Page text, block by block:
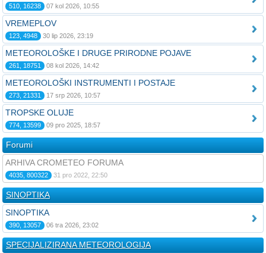
510, 16238 07 kol 2026, 10:55
VREMEPLOV
123, 4948 30 lip 2026, 23:19
METEOROLOŠKE I DRUGE PRIRODNE POJAVE
261, 18751 08 kol 2026, 14:42
METEOROLOŠKI INSTRUMENTI I POSTAJE
273, 21331 17 srp 2026, 10:57
TROPSKE OLUJE
774, 13599 09 pro 2025, 18:57
Forumi
ARHIVA CROMETEO FORUMA
4035, 800322 31 pro 2022, 22:50
SINOPTIKA
SINOPTIKA
390, 13057 06 tra 2026, 23:02
SPECIJALIZIRANA METEOROLOGIJA